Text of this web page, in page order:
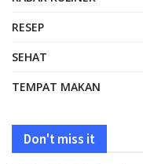
RESEP
SEHAT
TEMPAT MAKAN
Don't miss it